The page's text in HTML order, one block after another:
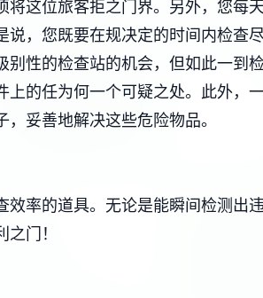
这位旅客拒之门界。另外，您每
，您既要在规决定的时间内检查
性的检查站的机会，但如此一到
的任为何一个可疑之处。此外，
妥善地解决这些危险物品。
率的道具。无论是能瞬间检测出
门！